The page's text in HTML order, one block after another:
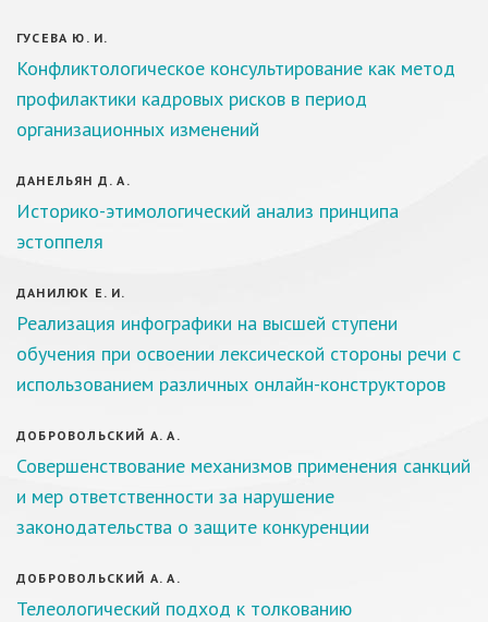
ГУСЕВА Ю. И.
Конфликтологическое консультирование как метод
профилактики кадровых рисков в период
организационных изменений
ДАНЕЛЬЯН Д. А.
Историко-этимологический анализ принципа
эстоппеля
ДАНИЛЮК Е. И.
Реализация инфографики на высшей ступени
обучения при освоении лексической стороны речи с
использованием различных онлайн-конструкторов
ДОБРОВОЛЬСКИЙ А. А.
Совершенствование механизмов применения санкций
и мер ответственности за нарушение
законодательства о защите конкуренции
ДОБРОВОЛЬСКИЙ А. А.
Телеологический подход к толкованию